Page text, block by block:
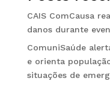
CAIS ComCausa
danos durante
ComuniSaúde
e orienta
situações de